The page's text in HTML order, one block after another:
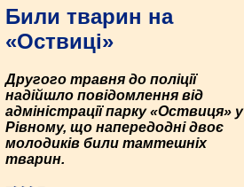
Били тварин на
«Оствиці»
Другого травня до поліції
надійшло повідомлення від
адміністрації парку «Оствиця» у
Рівному, що напередодні двоє
молодиків били тамтешніх
тварин.